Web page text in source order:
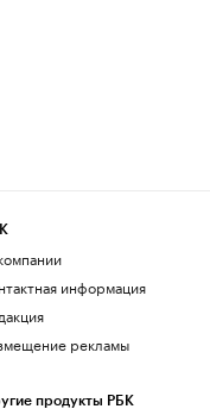
информация
рекламы
продукты РБК